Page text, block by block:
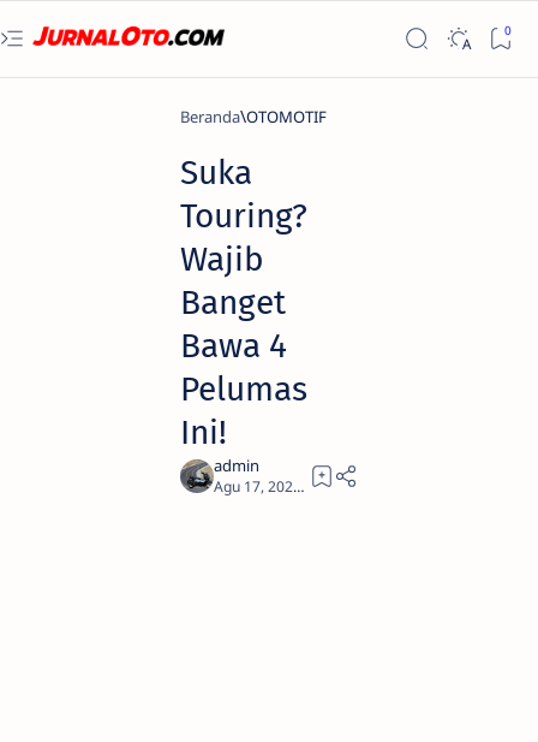
Beranda OTOMOTIF
Suka
Touring?
Wajib
Banget
Bawa 4
Pelumas
Ini!
2